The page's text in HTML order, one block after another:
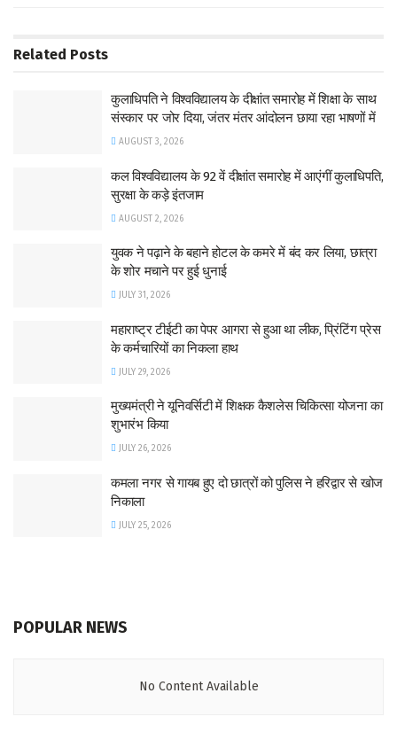
Related Posts
कुलाधिपति ने विश्वविद्यालय के दीक्षांत समारोह में शिक्षा के साथ
संस्कार पर जोर दिया, जंतर मंतर आंदोलन छाया रहा भाषणों में
AUGUST 3, 2026
कल विश्वविद्यालय के 92 वें दीक्षांत समारोह में आएंगीं कुलाधिपति,
सुरक्षा के कड़े इंतजाम
AUGUST 2, 2026
युवक ने पढ़ाने के बहाने होटल के कमरे में बंद कर लिया, छात्रा
के शोर मचाने पर हुई धुनाई
JULY 31, 2026
महाराष्ट्र टीईटी का पेपर आगरा से हुआ था लीक, प्रिंटिंग प्रेस
के कर्मचारियों का निकला हाथ
JULY 29, 2026
मुख्यमंत्री ने यूनिवर्सिटी में शिक्षक कैशलेस चिकित्सा योजना का
शुभारंभ किया
JULY 26, 2026
कमला नगर से गायब हुए दो छात्रों को पुलिस ने हरिद्वार से खोज
निकाला
JULY 25, 2026
POPULAR NEWS
No Content Available